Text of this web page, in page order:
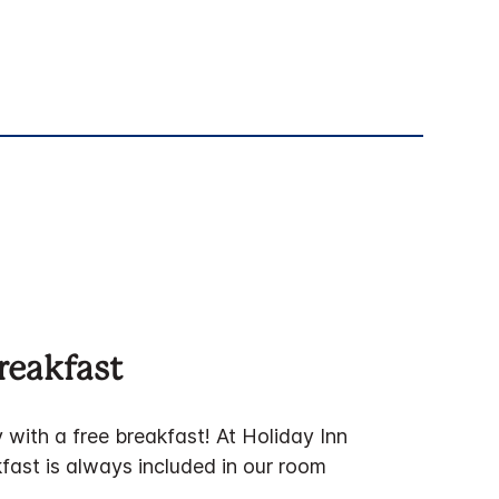
a free breakfast! At Holiday Inn
is always included in our room